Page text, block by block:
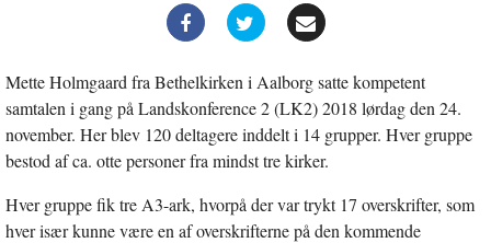
Mette Holmgaard fra Bethelkirken i Aalborg satte kompetent
samtalen i gang på Landskonference 2 (LK2) 2018 lørdag den 24.
november. Her blev 120 deltagere inddelt i 14 grupper. Hver gruppe
bestod af ca. otte personer fra mindst tre kirker.
Hver gruppe fik tre A3-ark, hvorpå der var trykt 17 overskrifter, som
hver især kunne være en af overskrifterne på den kommende